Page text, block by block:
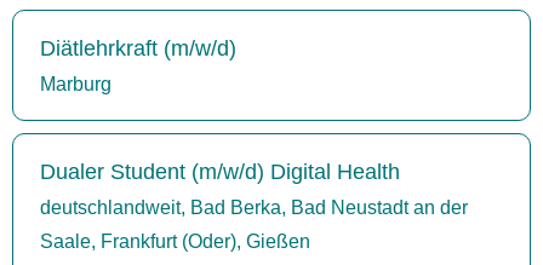
Diätlehrkraft (m/w/d)
Marburg
Dualer Student (m/w/d) Digital Health
deutschlandweit, Bad Berka, Bad Neustadt an der
Saale, Frankfurt (Oder), Gießen